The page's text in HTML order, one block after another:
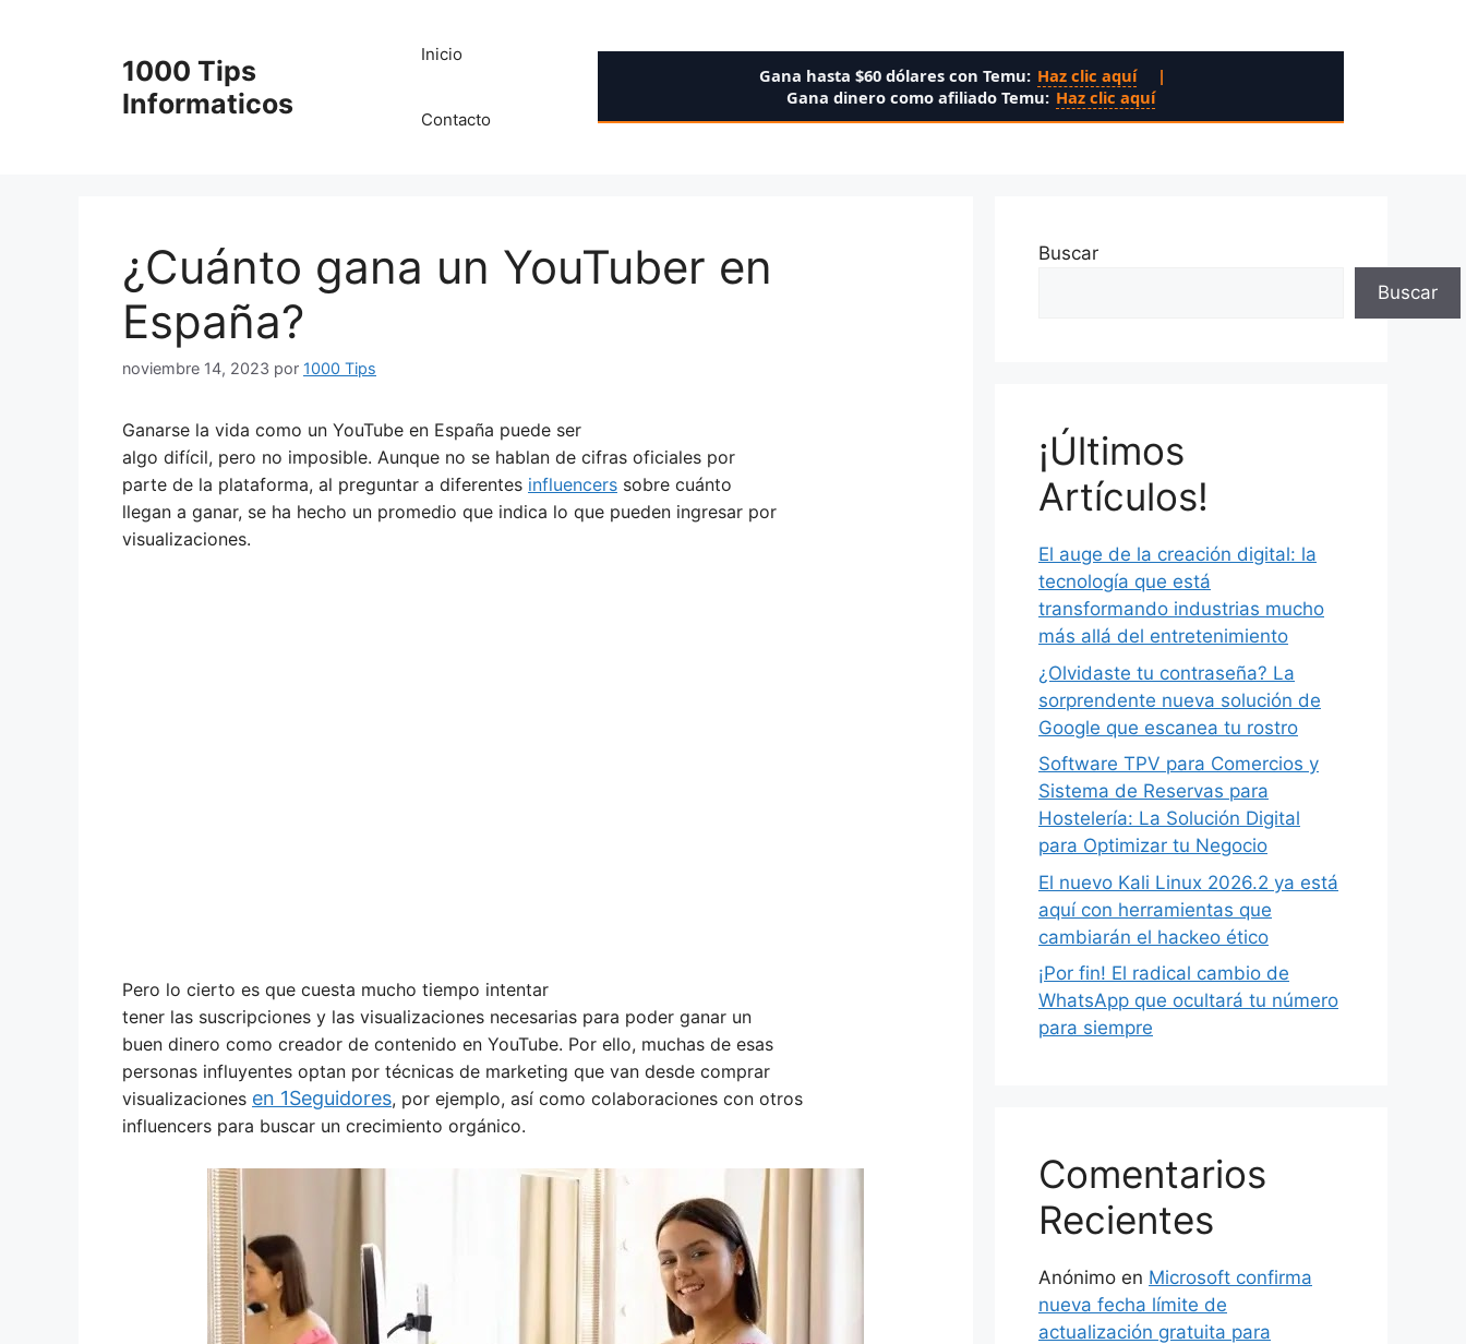
1000 Tips
Informaticos
Inicio
Contacto
Gana hasta $60 dólares con Temu: Haz clic aquí
|
Gana dinero como afiliado Temu: Haz clic aquí
¿Cuánto gana un YouTuber en
España?
noviembre 14, 2023 por 1000 Tips
Ganarse la vida como un YouTube en España puede ser
algo difícil, pero no imposible. Aunque no se hablan de cifras oficiales por
parte de la plataforma, al preguntar a diferentes influencers sobre cuánto
llegan a ganar, se ha hecho un promedio que indica lo que pueden ingresar por
visualizaciones.
Pero lo cierto es que cuesta mucho tiempo intentar
tener las suscripciones y las visualizaciones necesarias para poder ganar un
buen dinero como creador de contenido en YouTube. Por ello, muchas de esas
personas influyentes optan por técnicas de marketing que van desde comprar
visualizaciones en 1Seguidores, por ejemplo, así como colaboraciones con otros
influencers para buscar un crecimiento orgánico.
Buscar
Buscar
¡Últimos
Artículos!
El auge de la creación digital: la
tecnología que está
transformando industrias mucho
más allá del entretenimiento
¿Olvidaste tu contraseña? La
sorprendente nueva solución de
Google que escanea tu rostro
Software TPV para Comercios y
Sistema de Reservas para
Hostelería: La Solución Digital
para Optimizar tu Negocio
El nuevo Kali Linux 2026.2 ya está
aquí con herramientas que
cambiarán el hackeo ético
¡Por fin! El radical cambio de
WhatsApp que ocultará tu número
para siempre
Comentarios
Recientes
Anónimo en Microsoft confirma
nueva fecha límite de
actualización gratuita para